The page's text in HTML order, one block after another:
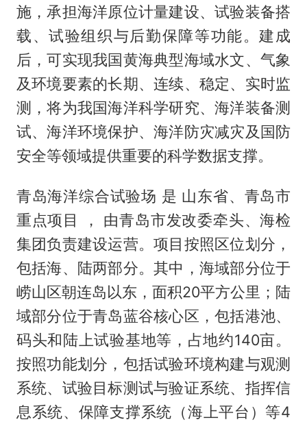
施，承担海洋原位计量建设、试验装备搭
载、试验组织与后勤保障等功能。建成
后，可实现我国黄海典型海域水文、气象
及环境要素的长期、连续、稳定、实时监
测，将为我国海洋科学研究、海洋装备测
试、海洋环境保护、海洋防灾减灾及国防
安全等领域提供重要的科学数据支撑。
青岛海洋综合试验场 是 山东省、青岛市
重点项目 ， 由青岛市发改委牵头、海检
集团负责建设运营。项目按照区位划分，
包括海、陆两部分。其中，海域部分位于
崂山区朝连岛以东，面积20平方公里；陆
域部分位于青岛蓝谷核心区，包括港池、
码头和陆上试验基地等，占地约140亩。
按照功能划分，包括试验环境构建与观测
系统、试验目标测试与验证系统、指挥信
息系统、保障支撑系统（海上平台）等4